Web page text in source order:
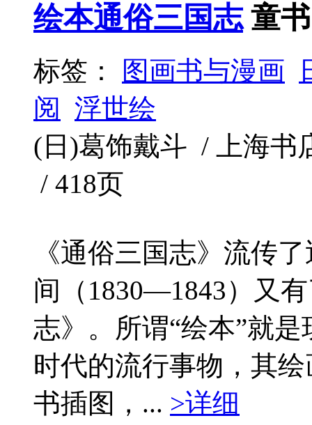
绘本通俗三国志 童
标签： 图画书与漫画
阅 浮世绘
(日)葛饰戴斗 / 上海书
/ 418页
《通俗三国志》流传
间（1830—1843）又
志》。所谓“绘本”就
时代的流行事物，其
书插图，... >详细